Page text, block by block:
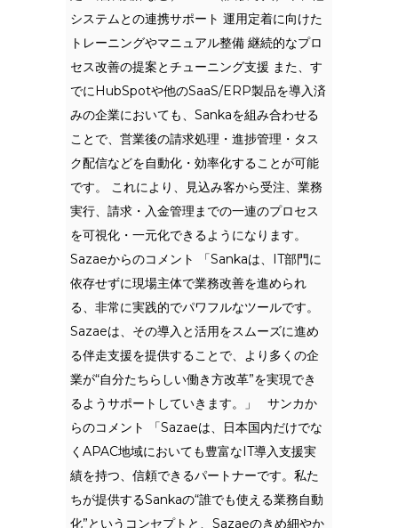
システムとの連携サポート 運用定着に向けた
トレーニングやマニュアル整備 継続的なプロ
セス改善の提案とチューニング支援 また、す
でにHubSpotや他のSaaS/ERP製品を導入済
みの企業においても、Sankaを組み合わせる
ことで、営業後の請求処理・進捗管理・タス
ク配信などを自動化・効率化することが可能
です。 これにより、見込み客から受注、業務
実行、請求・入金管理までの一連のプロセス
を可視化・一元化できるようになります。
Sazaeからのコメント 「Sankaは、IT部門に
依存せずに現場主体で業務改善を進められ
る、非常に実践的でパワフルなツールです。
Sazaeは、その導入と活用をスムーズに進め
る伴走支援を提供することで、より多くの企
業が“自分たちらしい働き方改革”を実現でき
るようサポートしていきます。」 サンカか
らのコメント 「Sazaeは、日本国内だけでな
くAPAC地域においても豊富なIT導入支援実
績を持つ、信頼できるパートナーです。私た
ちが提供するSankaの“誰でも使える業務自動
化”というコンセプトと、Sazaeのきめ細やか